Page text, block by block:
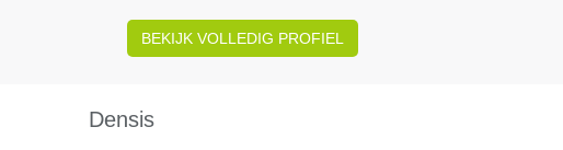
BEKIJK VOLLEDIG PROFIEL
Densis